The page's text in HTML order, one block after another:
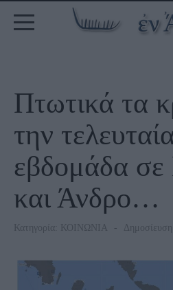
Πτωτικά τα
την
εβδομάδα
και Άνδρο…
Κατηγορία: ΚΟΙΝΩΝΙΑ